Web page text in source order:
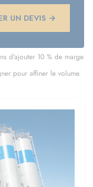
UN DEVIS →
d'ajouter 10 % de marge
pour affiner le volume.